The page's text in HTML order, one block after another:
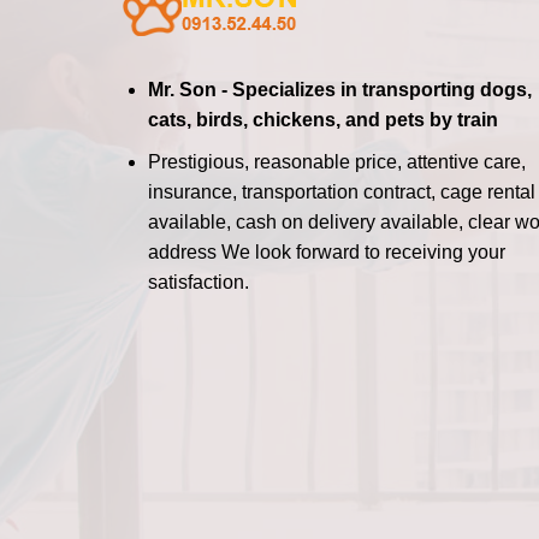
Mr. Son - Specializes in transporting dogs,
cats, birds, chickens, and pets by train
Prestigious, reasonable price, attentive care,
insurance, transportation contract, cage rental
available, cash on delivery available, clear
address We look forward to receiving your
satisfaction.